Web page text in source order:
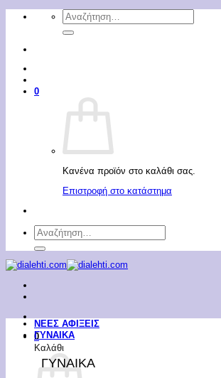
Μετάβαση
Αναζήτηση
για:
0
Κανένα προϊόν στο καλάθι σας.
Επιστροφή στο κατάστημα
Αναζήτηση
για:
0
Καλάθι
ΝΕΕΣ ΑΦΙΞΕΙΣ
ΓΥΝΑΙΚΑ
ΓΥΝΑΙΚΑ